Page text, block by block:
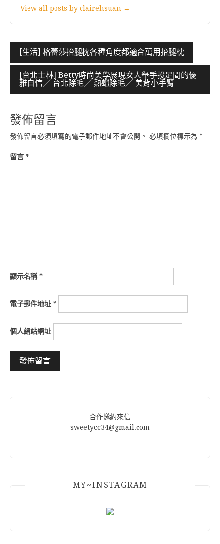
View all posts by clairehsuan →
文
章
導
覽
[生活] 格蕾莎抬腿枕各種角度都適合萬用抬腿枕
[台北士林] Betty時尚美學展現女人舉手投足間的優
雅自信／ 台北除毛／ 熱蠟除毛／ 美背小手臂
發佈留言
發佈留言必須填寫的電子郵件地址不會公開。 必填欄位標示為 *
留言 *
顯示名稱*
電子郵件地址 *
個人網站網址
合作邀約來信
sweetycc34@gmail.com
MY~INSTAGRAM